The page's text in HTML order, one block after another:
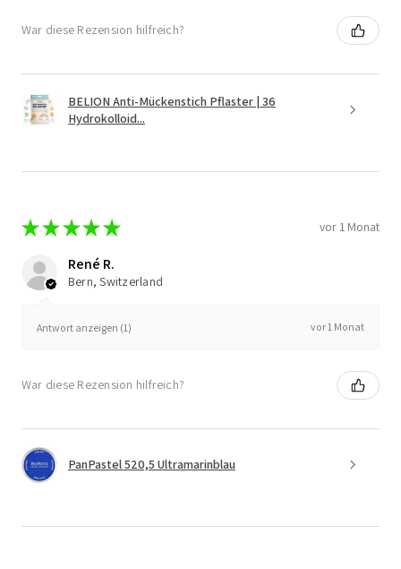
War diese Rezension hilfreich?
BELION Anti-Mückenstich Pflaster | 36
Hydrokolloid...
★★ ★★★ vor 1 Monat
René R.
Bern, Switzerland
Antwort anzeigen (1) vor 1 Monat
War diese Rezension hilfreich?
PanPastel 520,5 Ultramarinblau